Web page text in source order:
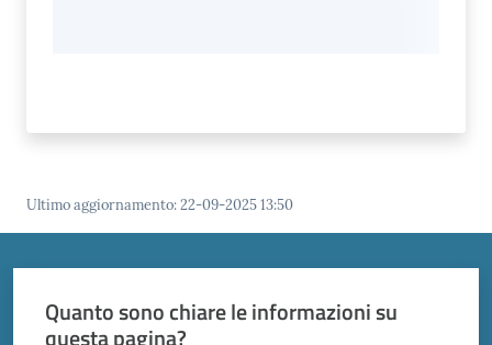
Ultimo aggiornamento:22-09-2025 13:50
Quanto sono chiare le informazioni su